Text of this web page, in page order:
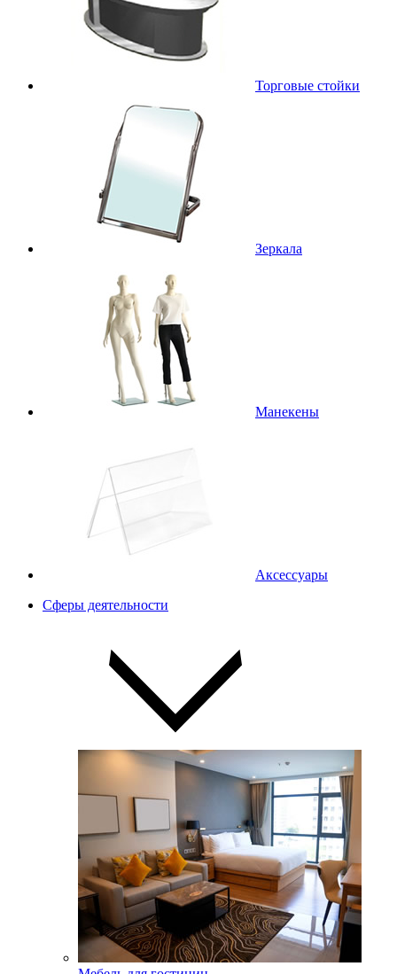
Торговые стойки
Зеркала
Манекены
Аксессуары
Сферы деятельности